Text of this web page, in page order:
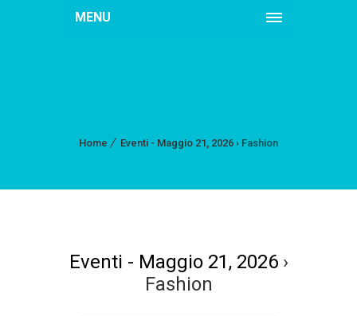
MENU
Home Eventi - Maggio 21, 2026 › Fashion
Eventi - Maggio 21, 2026›
Fashion